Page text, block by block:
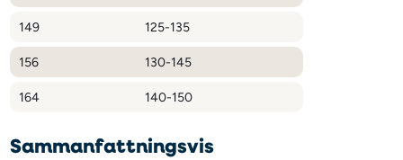
149 125-135
156 130-145
164 140-150
Sammanfattningsvis